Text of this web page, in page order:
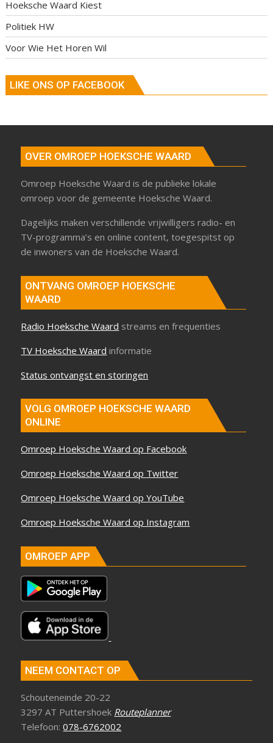
Hoeksche Waard Kiest
Politiek HW
Voor Wie Het Horen Wil
LIKE ONS OP FACEBOOK
OVER OMROEP HOEKSCHE WAARD
Omroep Hoeksche Waard is de publieke lokale
omroep voor de gemeente Hoeksche Waard.
Dagelijks maken verschillende vrijwilligers radio- en
TV-programma’s en online content, toegespitst op
de inwoners van de Hoeksche Waard.
ONTVANG OMROEP HOEKSCHE
WAARD
Radio Hoeksche Waard streams en frequenties
TV Hoeksche Waard informatie
Status ontvangst en storingen
VOLG OMROEP HOEKSCHE WAARD
ONLINE
Omroep Hoeksche Waard op Facebook
Omroep Hoeksche Waard op Twitter
Omroep Hoeksche Waard op YouTube
Omroep Hoeksche Waard op Instagram
OMROEP APP
NEEM CONTACT OP
Schouteneinde 20-22
3297 AT Puttershoek Routeplanner
Telefoon:078-6762002